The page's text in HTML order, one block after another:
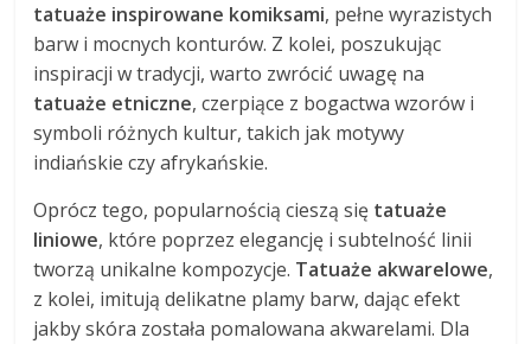
tatuaże inspirowane komiksami, pełne wyrazistych
barw i mocnych konturów. Z kolei, poszukując
inspiracji w tradycji, warto zwrócić uwagę na
tatuaże etniczne, czerpiące z bogactwa wzorów i
symboli różnych kultur, takich jak motywy
indiańskie czy afrykańskie.
Oprócz tego, popularnością cieszą się tatuaże
liniowe, które poprzez elegancję i subtelność linii
tworzą unikalne kompozycje. Tatuaże akwarelowe,
z kolei, imitują delikatne plamy barw, dając efekt
jakby skóra została pomalowana akwarelami. Dla